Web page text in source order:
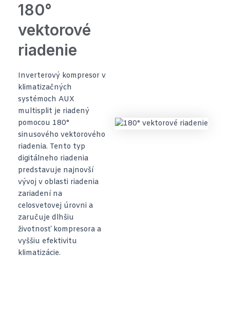
180°
vektorové
riadenie
Inverterový kompresor v
klimatizačných
systémoch AUX
multisplit je riadený
pomocou 180°
sinusového vektorového
riadenia. Tento typ
digitálneho riadenia
predstavuje najnovší
vývoj v oblasti riadenia
zariadení na
celosvetovej úrovni a
zaručuje dlhšiu
životnosť kompresora a
vyššiu efektivitu
klimatizácie.